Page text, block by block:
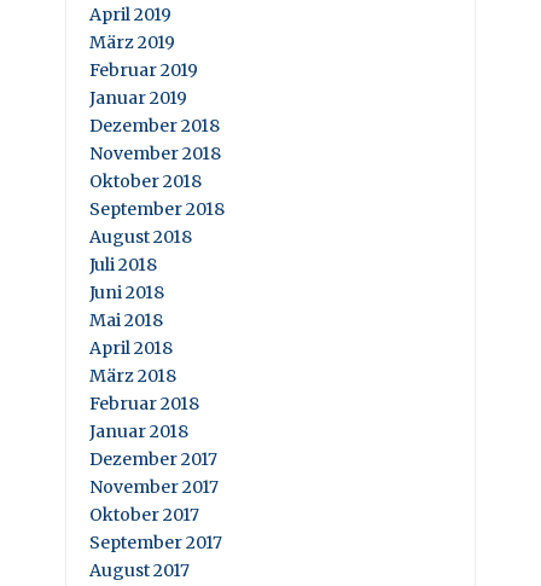
April 2019
März 2019
Februar 2019
Januar 2019
Dezember 2018
November 2018
Oktober 2018
September 2018
August 2018
Juli 2018
Juni 2018
Mai 2018
April 2018
März 2018
Februar 2018
Januar 2018
Dezember 2017
November 2017
Oktober 2017
September 2017
August 2017